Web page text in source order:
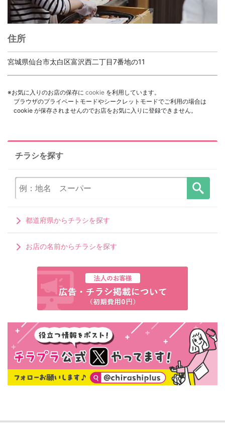
住所
宮城県仙台市太白区富沢西二丁目7番地の11
※お気に入りのお店の保存に cookie を利用しています。
ブラウザのプライベートモードやシークレットモードでご利用の場合は
cookie が保存されませんのでお店をお気に入りに登録できません。
チラシを探す
都道府県からチラシを探す
お店の名前からチラシを探す